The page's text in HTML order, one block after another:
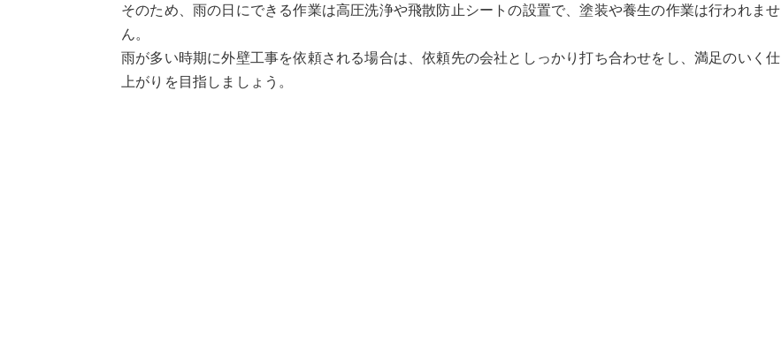
そのため、雨の日にできる作業は高圧洗浄や飛散防止シートの設置で、塗装や養生の作業は行われませ
ん。
雨が多い時期に外壁工事を依頼される場合は、依頼先の会社としっかり打ち合わせをし、満足のいく仕
上がりを目指しましょう。